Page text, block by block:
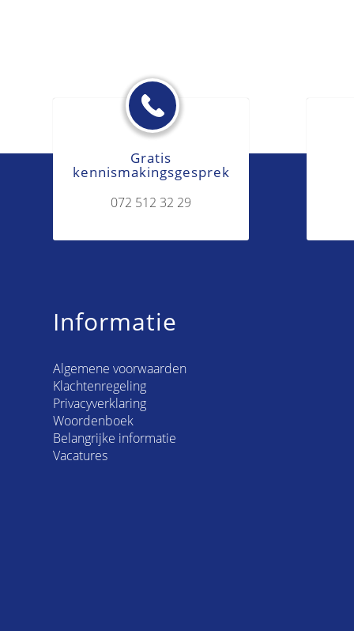
Gratis
kennismakingsgesprek
072 512 32 29
Informatie
Algemene voorwaarden
Klachtenregeling
Privacyverklaring
Woordenboek
Belangrijke informatie
Vacatures